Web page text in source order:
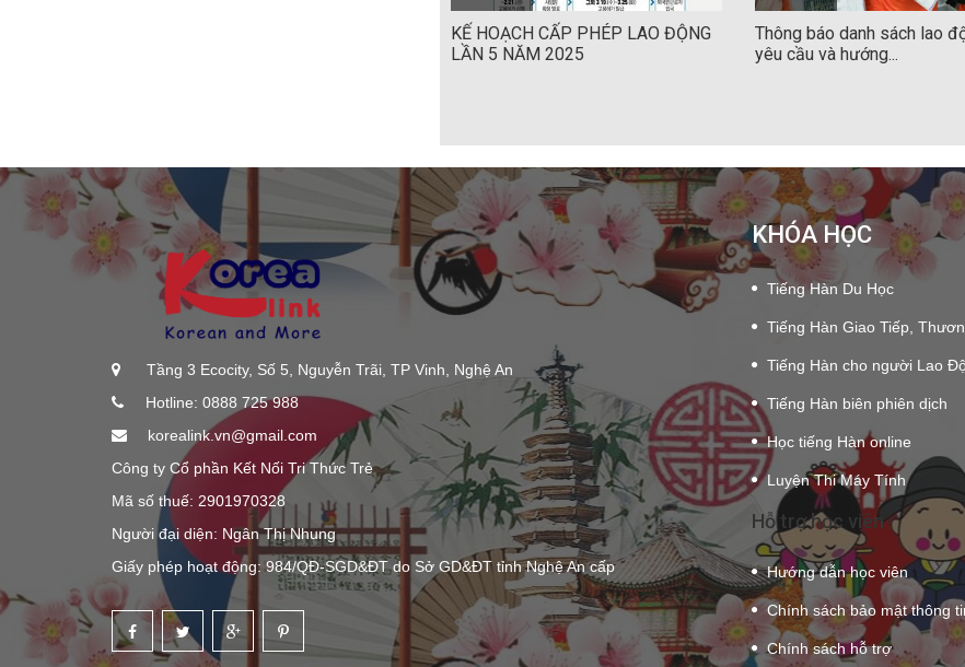
KẾ HOẠCH CẤP PHÉP LAO ĐỘNG
LẦN 5 NĂM 2025
Thông báo danh sách lao
yêu cầu và hướng...
Tầng 3 Ecocity, Số 5, Nguyễn Trãi, TP Vinh, Nghệ An
Hotline: 0888 725 988
korealink.vn@gmail.com
Công ty Cổ phần Kết Nối Tri Thức Trẻ
Mã số thuế: 2901970328
Người đại diện: Ngân Thị Nhung
Giấy phép hoạt động: 984/QĐ-SGD&ĐT do Sở GD&ĐT tỉnh Nghệ An cấp
KHÓA HỌC
Tiếng Hàn Du Học
Tiếng Hàn Giao Tiếp,
Tiếng Hàn cho người Lao
Tiếng Hàn biên phiên dịch
Học tiếng Hàn online
Luyện Thi Máy Tính
Hỗ trợ học viên
Hướng dẫn học viên
Chính sách bảo mật thông
Chính sách hỗ trợ